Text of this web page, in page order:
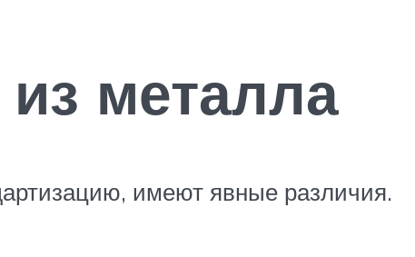
металла
имеют явные различия.